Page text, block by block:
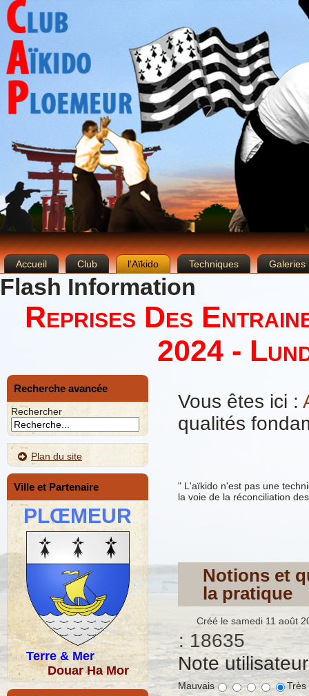
Accueil Club l'Aïkido Techniques Galeries
Flash Information
Reprises Des
2024 -
Recherche avancée
Rechercher
Plan du site
Ville et Partenaire
PLŒMEUR
Terre & Mer
Douar Ha Mor
Vous êtes ici :
qualités
" L'aïkido n'est pas une
la voie de la réconciliation
Notions et
la pratique
Créé le samedi 11 août
: 18635
Note
Mauvais